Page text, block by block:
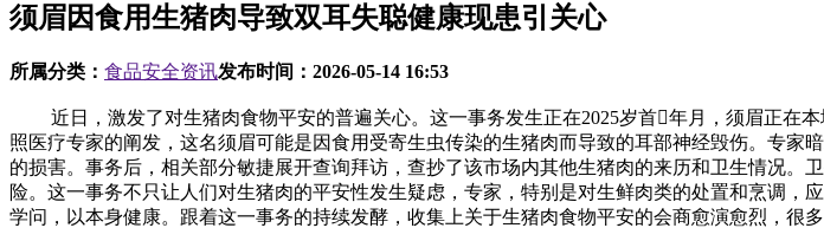
须眉因食用生猪肉导致双耳失聪健康现患引关心
所属分类： 食品安全资讯发布时间： 2026-05-14 16:53
近日，激发了对生猪肉食物平安的普遍关心。这一事务发生正在2025岁首年月，须眉正在
照医疗专家的阐发，这名须眉可能是因食用受寄生虫传染的生猪肉而导致的耳部神经毁伤。专
的损害。事务后，相关部分敏捷展开查询拜访，查抄了该市场内其他生猪肉的来历和卫生情况
险。这一事务不只让人们对生猪肉的平安性发生疑虑，专家，特别是对生鲜肉类的处置和烹调
学问，以本身健康。跟着这一事务的持续发酵，收集上关于生猪肉食物平安的会商愈演愈烈，